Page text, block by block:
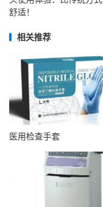
舒适！
相关推荐
医用检查手套